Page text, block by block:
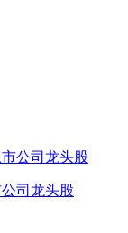
司龙头股